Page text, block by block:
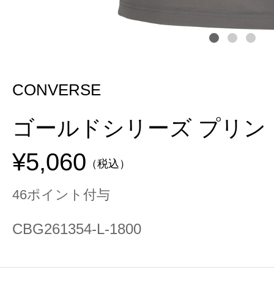
CONVERSE
ゴールドシリーズ プリン
¥5,060 （税込）
46ポイント付与
CBG261354-L-1800